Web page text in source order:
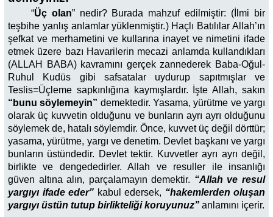
“Üç olan” nedir? Burada mahzuf edilmiştir: (İlmi bir
teşbihe yanlış anlamlar yüklenmiştir.) Haçlı Batılılar Allah’ın
şefkat ve merhametini ve kullarına inayet ve nimetini ifade
etmek üzere bazı Havarilerin mecazi anlamda kullandıkları
(ALLAH BABA) kavramını gerçek zannederek Baba-Oğul-
Ruhul Kudüs gibi safsatalar uydurup sapıtmışlar ve
Teslis=Üçleme sapkınlığına kaymışlardır. İşte Allah, sakın
“bunu söylemeyin” demektedir. Yasama, yürütme ve yargı
olarak üç kuvvetin olduğunu ve bunların ayrı ayrı olduğunu
söylemek de, hatalı söylemdir. Önce, kuvvet üç değil dörttür;
yasama, yürütme, yargı ve denetim. Devlet başkanı ve yargı
bunların üstündedir. Devlet tektir. Kuvvetler ayrı ayrı değil,
birlikte ve dengededirler. Allah ve resuller ile insanlığı
güven altına alın, parçalamayın demektir. “Allah ve resul
yargıyı ifade eder” kabul edersek, “hakemlerden oluşan
yargıyı üstün tutup birlikteliği koruyunuz” anlamını içerir.